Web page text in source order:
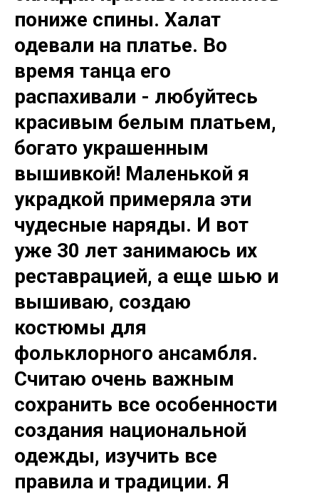
пониже спины. Халат
одевали на платье. Во
время танца его
распахивали - любуйтесь
красивым белым платьем,
богато украшенным
вышивкой! Маленькой я
украдкой примеряла эти
чудесные наряды. И вот
уже 30 лет занимаюсь их
реставрацией, а еще шью и
вышиваю, создаю
костюмы для
фольклорного ансамбля.
Считаю очень важным
сохранить все особенности
создания национальной
одежды, изучить все
правила и традиции. Я